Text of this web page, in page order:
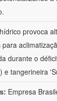
provoca
durante o
e tangerineira
Empresa